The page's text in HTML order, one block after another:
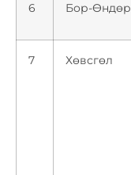
6 Бор-Өндөр
7 Хөвсгөл